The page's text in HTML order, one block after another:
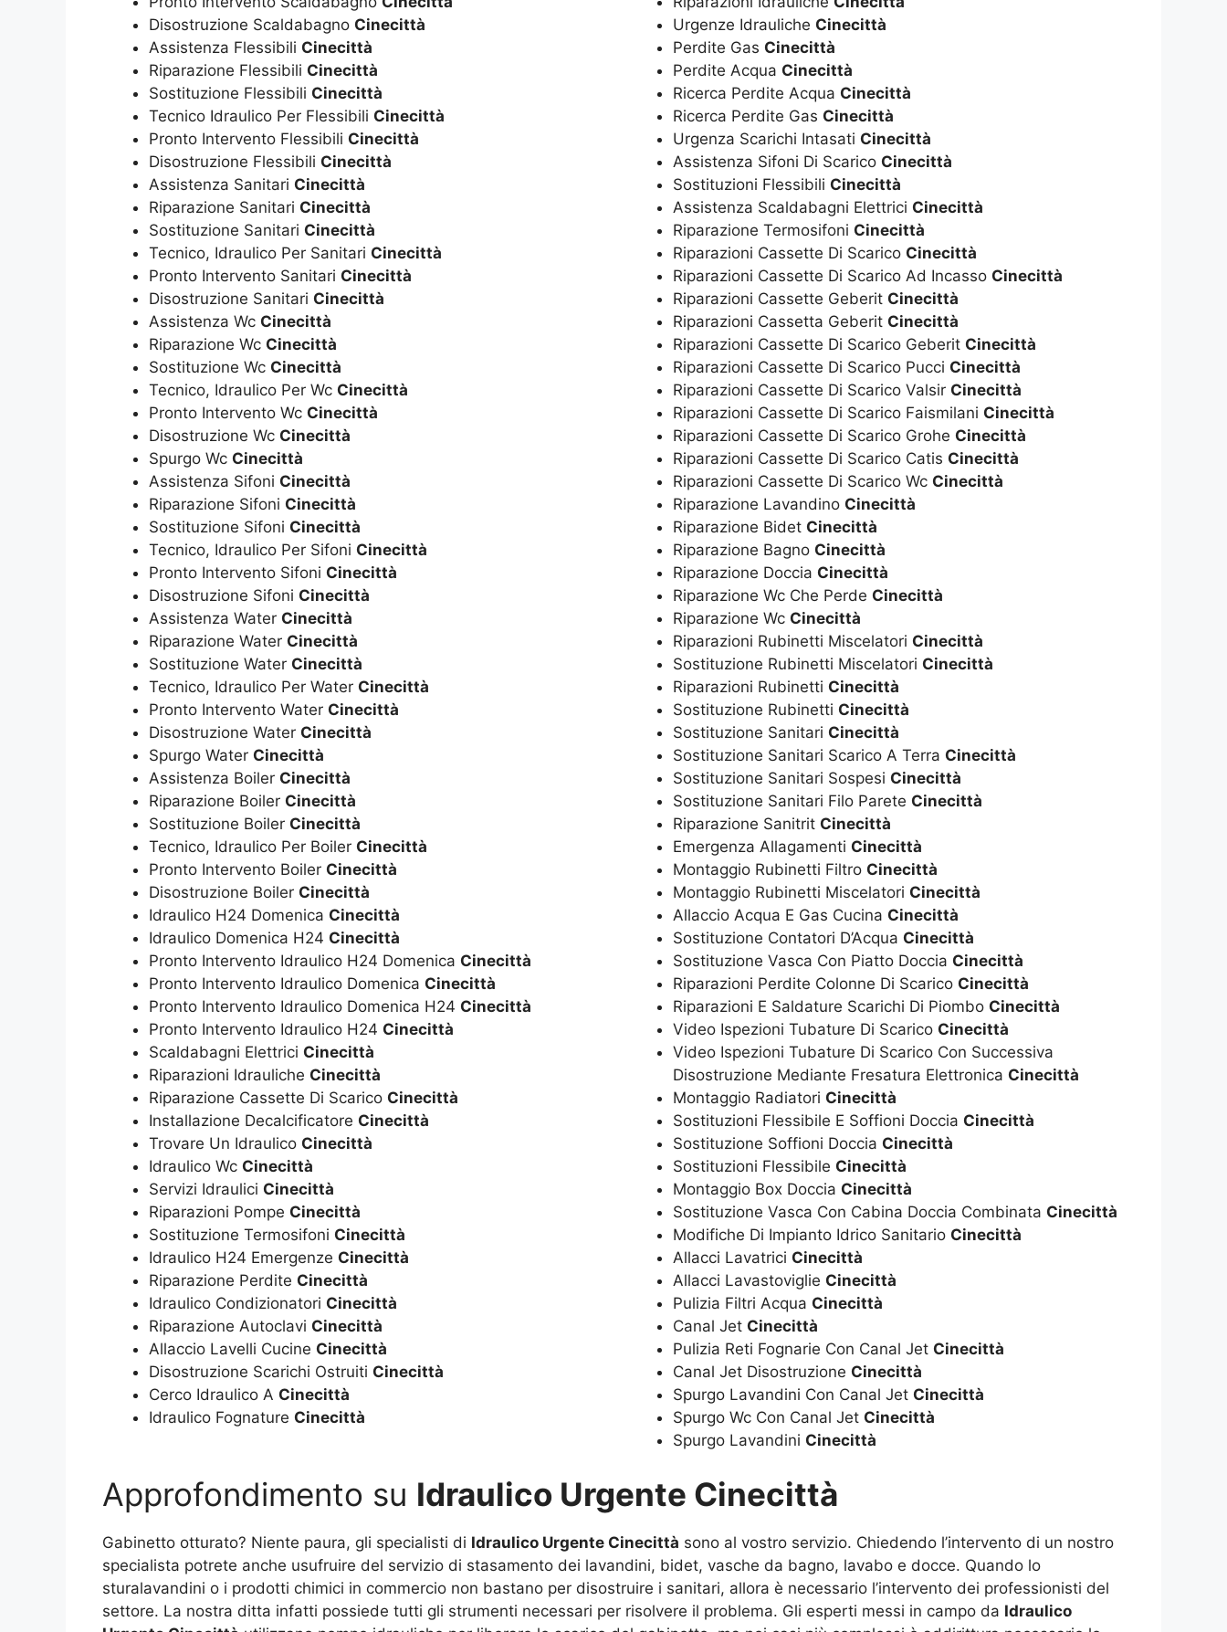
Disostruzione Scaldabagno Cinecittà
Assistenza Flessibili Cinecittà
Riparazione Flessibili Cinecittà
Sostituzione Flessibili Cinecittà
Tecnico Idraulico Per Flessibili Cinecittà
Pronto Intervento Flessibili Cinecittà
Disostruzione Flessibili Cinecittà
Assistenza Sanitari Cinecittà
Riparazione Sanitari Cinecittà
Sostituzione Sanitari Cinecittà
Tecnico, Idraulico Per Sanitari Cinecittà
Pronto Intervento Sanitari Cinecittà
Disostruzione Sanitari Cinecittà
Assistenza Wc Cinecittà
Riparazione Wc Cinecittà
Sostituzione Wc Cinecittà
Tecnico, Idraulico Per Wc Cinecittà
Pronto Intervento Wc Cinecittà
Disostruzione Wc Cinecittà
Spurgo Wc Cinecittà
Assistenza Sifoni Cinecittà
Riparazione Sifoni Cinecittà
Sostituzione Sifoni Cinecittà
Tecnico, Idraulico Per Sifoni Cinecittà
Pronto Intervento Sifoni Cinecittà
Disostruzione Sifoni Cinecittà
Assistenza Water Cinecittà
Riparazione Water Cinecittà
Sostituzione Water Cinecittà
Tecnico, Idraulico Per Water Cinecittà
Pronto Intervento Water Cinecittà
Disostruzione Water Cinecittà
Spurgo Water Cinecittà
Assistenza Boiler Cinecittà
Riparazione Boiler Cinecittà
Sostituzione Boiler Cinecittà
Tecnico, Idraulico Per Boiler Cinecittà
Pronto Intervento Boiler Cinecittà
Disostruzione Boiler Cinecittà
Idraulico H24 Domenica Cinecittà
Idraulico Domenica H24 Cinecittà
Pronto Intervento Idraulico H24 Domenica Cinecittà
Pronto Intervento Idraulico Domenica Cinecittà
Pronto Intervento Idraulico Domenica H24 Cinecittà
Pronto Intervento Idraulico H24 Cinecittà
Scaldabagni Elettrici Cinecittà
Riparazioni Idrauliche Cinecittà
Riparazione Cassette Di Scarico Cinecittà
Installazione Decalcificatore Cinecittà
Trovare Un Idraulico Cinecittà
Idraulico Wc Cinecittà
Servizi Idraulici Cinecittà
Riparazioni Pompe Cinecittà
Sostituzione Termosifoni Cinecittà
Idraulico H24 Emergenze Cinecittà
Riparazione Perdite Cinecittà
Idraulico Condizionatori Cinecittà
Riparazione Autoclavi Cinecittà
Allaccio Lavelli Cucine Cinecittà
Disostruzione Scarichi Ostruiti Cinecittà
Cerco Idraulico A Cinecittà
Idraulico Fognature Cinecittà
Urgenze Idrauliche Cinecittà
Perdite Gas Cinecittà
Perdite Acqua Cinecittà
Ricerca Perdite Acqua Cinecittà
Ricerca Perdite Gas Cinecittà
Urgenza Scarichi Intasati Cinecittà
Assistenza Sifoni Di Scarico Cinecittà
Sostituzioni Flessibili Cinecittà
Assistenza Scaldabagni Elettrici Cinecittà
Riparazione Termosifoni Cinecittà
Riparazioni Cassette Di Scarico Cinecittà
Riparazioni Cassette Di Scarico Ad Incasso Cinecittà
Riparazioni Cassette Geberit Cinecittà
Riparazioni Cassetta Geberit Cinecittà
Riparazioni Cassette Di Scarico Geberit Cinecittà
Riparazioni Cassette Di Scarico Pucci Cinecittà
Riparazioni Cassette Di Scarico Valsir Cinecittà
Riparazioni Cassette Di Scarico Faismilani Cinecittà
Riparazioni Cassette Di Scarico Grohe Cinecittà
Riparazioni Cassette Di Scarico Catis Cinecittà
Riparazioni Cassette Di Scarico Wc Cinecittà
Riparazione Lavandino Cinecittà
Riparazione Bidet Cinecittà
Riparazione Bagno Cinecittà
Riparazione Doccia Cinecittà
Riparazione Wc Che Perde Cinecittà
Riparazione Wc Cinecittà
Riparazioni Rubinetti Miscelatori Cinecittà
Sostituzione Rubinetti Miscelatori Cinecittà
Riparazioni Rubinetti Cinecittà
Sostituzione Rubinetti Cinecittà
Sostituzione Sanitari Cinecittà
Sostituzione Sanitari Scarico A Terra Cinecittà
Sostituzione Sanitari Sospesi Cinecittà
Sostituzione Sanitari Filo Parete Cinecittà
Riparazione Sanitrit Cinecittà
Emergenza Allagamenti Cinecittà
Montaggio Rubinetti Filtro Cinecittà
Montaggio Rubinetti Miscelatori Cinecittà
Allaccio Acqua E Gas Cucina Cinecittà
Sostituzione Contatori D’Acqua Cinecittà
Sostituzione Vasca Con Piatto Doccia Cinecittà
Riparazioni Perdite Colonne Di Scarico Cinecittà
Riparazioni E Saldature Scarichi Di Piombo Cinecittà
Video Ispezioni Tubature Di Scarico Cinecittà
Video Ispezioni Tubature Di Scarico Con Successiva
Disostruzione Mediante Fresatura Elettronica Cinecittà
Montaggio Radiatori Cinecittà
Sostituzioni Flessibile E Soffioni Doccia Cinecittà
Sostituzione Soffioni Doccia Cinecittà
Sostituzioni Flessibile Cinecittà
Montaggio Box Doccia Cinecittà
Sostituzione Vasca Con Cabina Doccia Combinata Cinecittà
Modifiche Di Impianto Idrico Sanitario Cinecittà
Allacci Lavatrici Cinecittà
Allacci Lavastoviglie Cinecittà
Pulizia Filtri Acqua Cinecittà
Canal Jet Cinecittà
Pulizia Reti Fognarie Con Canal Jet Cinecittà
Canal Jet Disostruzione Cinecittà
Spurgo Lavandini Con Canal Jet Cinecittà
Spurgo Wc Con Canal Jet Cinecittà
Spurgo Lavandini Cinecittà
Approfondimento su Idraulico Urgente Cinecittà
Gabinetto otturato? Niente paura, gli specialisti di Idraulico Urgente Cinecittà sono al vostro servizio. Chiedendo l’intervento di un nostro
specialista potrete anche usufruire del servizio di stasamento dei lavandini, bidet, vasche da bagno, lavabo e docce. Quando lo
sturalavandini o i prodotti chimici in commercio non bastano per disostruire i sanitari, allora è necessario l’intervento dei professionisti del
settore. La nostra ditta infatti possiede tutti gli strumenti necessari per risolvere il problema. Gli esperti messi in campo da Idraulico